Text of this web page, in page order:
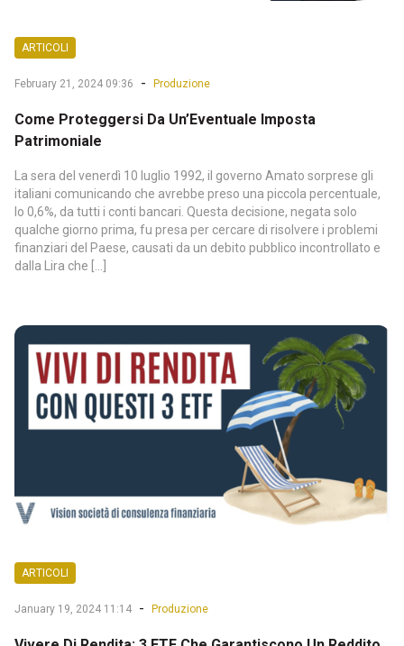
ARTICOLI
February 21, 2024 09:36 - Produzione
Come Proteggersi Da Un’Eventuale Imposta
Patrimoniale
La sera del venerdì 10 luglio 1992, il governo Amato sorprese gli
italiani comunicando che avrebbe preso una piccola percentuale,
lo 0,6%, da tutti i conti bancari. Questa decisione, negata solo
qualche giorno prima, fu presa per cercare di risolvere i problemi
finanziari del Paese, causati da un debito pubblico incontrollato e
dalla Lira che […]
ARTICOLI
January 19, 2024 11:14 - Produzione